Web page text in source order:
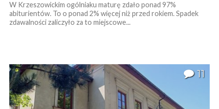
W Krzeszowickim ogólniaku maturę zdało ponad 97%
abiturientów. To o ponad 2% więcej niż przed rokiem. Spadek
zdawalności zaliczyło za to miejscowe...
11